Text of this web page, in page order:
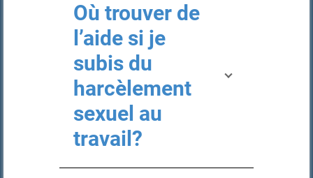
Où trouver de
l’aide si je
subis du
harcèlement
sexuel au
travail?